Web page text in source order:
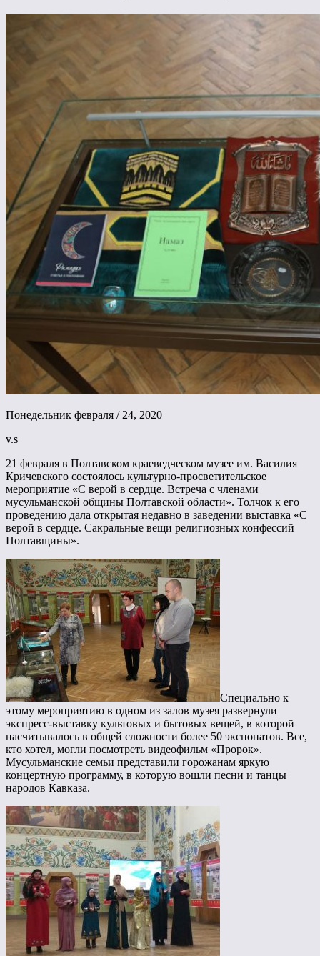
Понедельник февраля / 24, 2020
v.s
21 февраля в Полтавском краеведческом музее им. Василия
Кричевского состоялось культурно-просветительское
мероприятие «С верой в сердце. Встреча с членами
мусульманской общины Полтавской области». Толчок к его
проведению дала открытая недавно в заведении выставка «С
верой в сердце. Сакральные вещи религиозных конфессий
Полтавщины».
Специально к
этому мероприятию в одном из залов музея развернули
экспресс-выставку культовых и бытовых вещей, в которой
насчитывалось в общей сложности более 50 экспонатов. Все,
кто хотел, могли посмотреть видеофильм «Пророк».
Мусульманские семьи представили горожанам яркую
концертную программу, в которую вошли песни и танцы
народов Кавказа.